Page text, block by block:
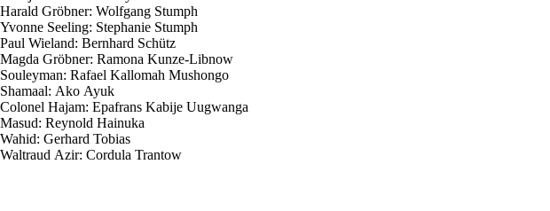
Harald Gröbner: Wolfgang Stumph
Yvonne Seeling: Stephanie Stumph
Paul Wieland: Bernhard Schütz
Magda Gröbner: Ramona Kunze-Libnow
Souleyman: Rafael Kallomah Mushongo
Shamaal: Ako Ayuk
Colonel Hajam: Epafrans Kabije Uugwanga
Masud: Reynold Hainuka
Wahid: Gerhard Tobias
Waltraud Azir: Cordula Trantow